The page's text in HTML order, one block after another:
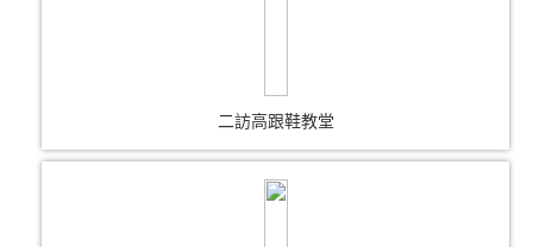
二訪高跟鞋教堂